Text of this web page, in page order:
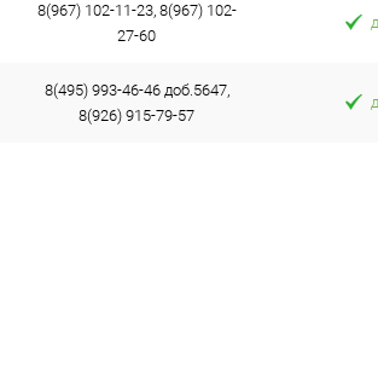
8(967) 102-11-23, 8(967) 102-
27-60
8(495) 993-46-46 доб.5647,
8(926) 915-79-57